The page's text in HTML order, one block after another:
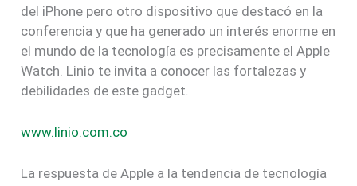
del iPhone pero otro dispositivo que destacó en la
conferencia y que ha generado un interés enorme en
el mundo de la tecnología es precisamente el Apple
Watch. Linio te invita a conocer las fortalezas y
debilidades de este gadget.
www.linio.com.co
La respuesta de Apple a la tendencia de tecnología